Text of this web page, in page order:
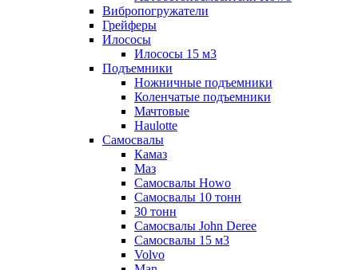
Вибропогружатели
Грейферы
Илососы
Илососы 15 м3
Подъемники
Ножничные подъемники
Коленчатые подъемники
Мачтовые
Haulotte
Самосвалы
Камаз
Маз
Самосвалы Howo
Самосвалы 10 тонн
30 тонн
Самосвалы John Deree
Самосвалы 15 м3
Volvo